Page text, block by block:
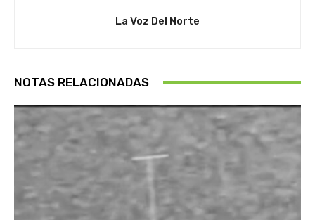
La Voz Del Norte
NOTAS RELACIONADAS